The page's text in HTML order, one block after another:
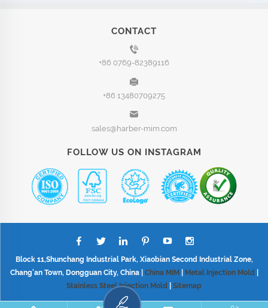
CONTACT
+86 0769-82389116
+86 13480709275
sales@harber-mim.com
FOLLOW US ON INSTAGRAM
Block 11,Shunchang Industrial Park, Xiaobian Second Industrial Zone,
Chang'an Town, Dongguan City, China | China MIM| Metal Injection Mold
Stainless Steel Injection Mold
Sitemap